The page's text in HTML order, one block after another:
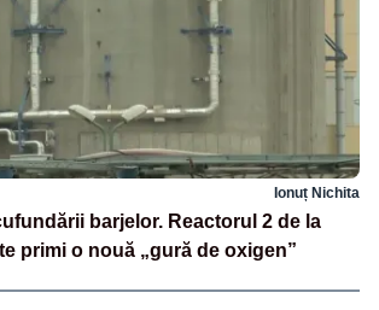
Ionuț Nichita
barjelor. Reactorul 2 de la
primi o nouă „gură de oxigen”